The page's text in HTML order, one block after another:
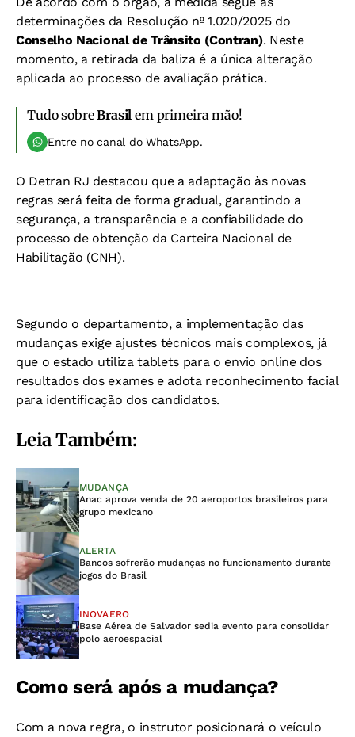
determinações da Resolução nº 1.020/2025 do
Conselho Nacional de Trânsito (Contran). Neste
momento, a retirada da baliza é a única alteração
aplicada ao processo de avaliação prática.
Tudo sobreBrasil em primeira mão!
Entre no canal do WhatsApp.
O Detran RJ destacou que a adaptação às novas
regras será feita de forma gradual, garantindo a
segurança, a transparência e a confiabilidade do
processo de obtenção da Carteira Nacional de
Habilitação (CNH).
Segundo o departamento, a implementação das
mudanças exige ajustes técnicos mais complexos, já
que o estado utiliza tablets para o envio online dos
resultados dos exames e adota reconhecimento facial
para identificação dos candidatos.
Leia Também:
MUDANÇA
Anac aprova venda de 20 aeroportos brasileiros para
grupo mexicano
ALERTA
Bancos sofrerão mudanças no funcionamento durante
jogos do Brasil
INOVAERO
Base Aérea de Salvador sedia evento para consolidar
polo aeroespacial
Como será após a mudança?
Com a nova regra, o instrutor posicionará o veículo